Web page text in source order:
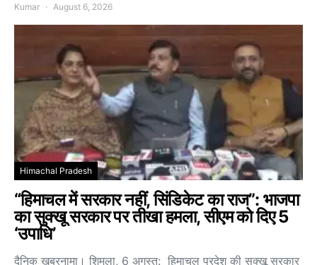
Kumar August 6, 2026
Himachal Pradesh
“हिमाचल में सरकार नहीं, सिंडिकेट का राज”: भाजपा
का सुक्खू सरकार पर तीखा हमला, सीएम को दिए 5
‘उपाधि’
दैनिक खबरनामा। शिमला, 6 अगस्त: हिमाचल प्रदेश की सुक्खू सरकार